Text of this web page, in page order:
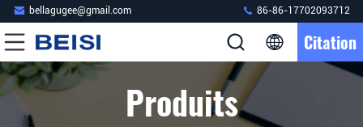
bellagugee@gmail.com 86-86-17702093712
Citation
Produits